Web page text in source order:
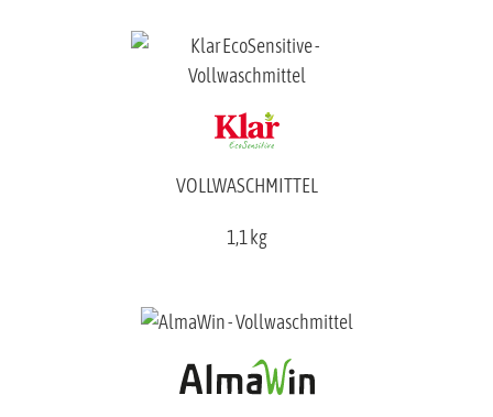
VOLLWASCHMITTEL
1,1 kg